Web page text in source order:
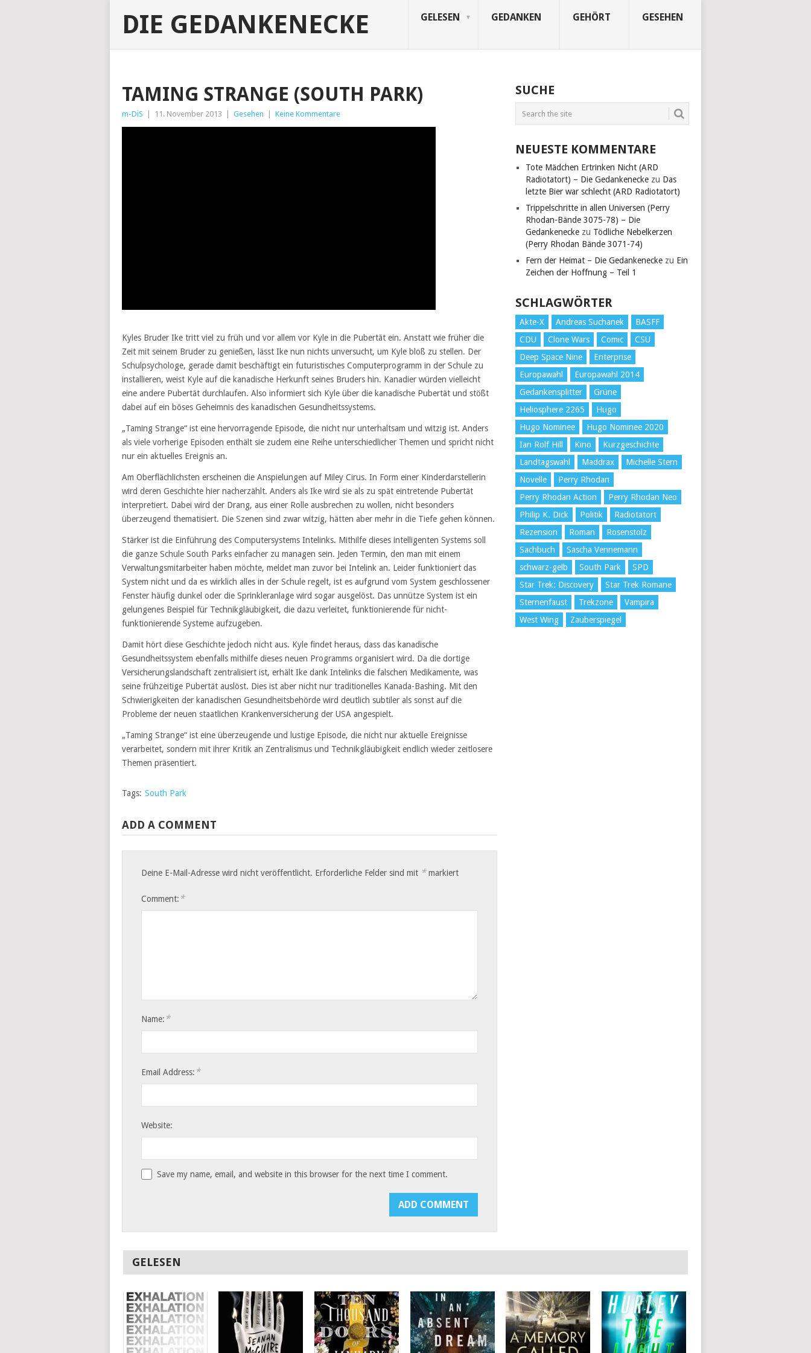
DIE GEDANKENECKE GELESEN GEDANKEN GEHÖRT GESEHEN
TAMING STRANGE (SOUTH PARK)
m-DiS 11. November 2013 Gesehen Keine Kommentare
Kyles Bruder Ike tritt viel zu früh und vor allem vor Kyle in die Pubertät ein. Anstatt wie früher die
Zeit mit seinem Bruder zu genießen, lässt Ike nun nichts unversucht, um Kyle bloß zu stellen. Der
Schulpsychologe, gerade damit beschäftigt ein futuristisches Computerprogramm in der Schule zu
installieren, weist Kyle auf die kanadische Herkunft seines Bruders hin. Kanadier würden vielleicht
eine andere Pubertät durchlaufen. Also informiert sich Kyle über die kanadische Pubertät und stößt
dabei auf ein böses Geheimnis des kanadischen Gesundheitssystems.
„Taming Strange“ ist eine hervorragende Episode, die nicht nur unterhaltsam und witzig ist. Anders
als viele vorherige Episoden enthält sie zudem eine Reihe unterschiedlicher Themen und spricht nicht
nur ein aktuelles Ereignis an.
Am Oberflächlichsten erscheinen die Anspielungen auf Miley Cirus. In Form einer Kinderdarstellerin
wird deren Geschichte hier nacherzählt. Anders als Ike wird sie als zu spät eintretende Pubertät
interpretiert. Dabei wird der Drang, aus einer Rolle ausbrechen zu wollen, nicht besonders
überzeugend thematisiert. Die Szenen sind zwar witzig, hätten aber mehr in die Tiefe gehen können.
Stärker ist die Einführung des Computersystems Intelinks. Mithilfe dieses intelligenten Systems soll
die ganze Schule South Parks einfacher zu managen sein. Jeden Termin, den man mit einem
Verwaltungsmitarbeiter haben möchte, meldet man zuvor bei Intelink an. Leider funktioniert das
System nicht und da es wirklich alles in der Schule regelt, ist es aufgrund vom System geschlossener
Fenster häufig dunkel oder die Sprinkleranlage wird sogar ausgelöst. Das unnütze System ist ein
gelungenes Beispiel für Technikgläubigkeit, die dazu verleitet, funktionierende für nicht-
funktionierende Systeme aufzugeben.
Damit hört diese Geschichte jedoch nicht aus. Kyle findet heraus, dass das kanadische
Gesundheitssystem ebenfalls mithilfe dieses neuen Programms organisiert wird. Da die dortige
Versicherungslandschaft zentralisiert ist, erhält Ike dank Intelinks die falschen Medikamente, was
seine frühzeitige Pubertät auslöst. Dies ist aber nicht nur traditionelles Kanada-Bashing. Mit den
Schwierigkeiten der kanadischen Gesundheitsbehörde wird deutlich subtiler als sonst auf die
Probleme der neuen staatlichen Krankenversicherung der USA angespielt.
„Taming Strange“ ist eine überzeugende und lustige Episode, die nicht nur aktuelle Ereignisse
verarbeitet, sondern mit ihrer Kritik an Zentralismus und Technikgläubigkeit endlich wieder zeitlosere
Themen präsentiert.
Tags: South Park
ADD A COMMENT
Deine E-Mail-Adresse wird nicht veröffentlicht. Erforderliche Felder sind mit *markiert
Comment: *
Name: *
Email Address: *
Website:
Save my name, email, and website in this browser for the next time I comment.
SUCHE
NEUESTE KOMMENTARE
Tote Mädchen Ertrinken Nicht (ARD
Radiotatort) – Die Gedankenecke zu Das
letzte Bier war schlecht (ARD Radiotatort)
Trippelschritte in allen Universen (Perry
Rhodan-Bände 3075-78) – Die
Gedankenecke zu Tödliche Nebelkerzen
(Perry Rhodan Bände 3071-74)
Fern der Heimat – Die Gedankenecke zu Ein
Zeichen der Hoffnung – Teil 1
SCHLAGWÖRTER
Akte-X Andreas Suchanek
BASFF
CDU
Clone Wars Comic
CSU
Deep Space Nine
Enterprise
Europawahl
Europawahl 2014
Gedankensplitter
Grüne
Heliosphere 2265
Hugo
Hugo Nominee
Hugo Nominee 2020
Ian Rolf Hill
Kino
Kurzgeschichte
Landtagswahl
Maddrax
Michelle Stern
Novelle
Perry Rhodan
Perry Rhodan Action
Perry Rhodan Neo
Philip K. Dick
Politik
Radiotatort
Rezension
Roman
Rosenstolz
Sachbuch
Sascha Vennemann
schwarz-gelb
South Park
SPD
Star Trek: Discovery
Star Trek Romane
Sternenfaust
Trekzone
Vampira
West Wing
Zauberspiegel
GELESEN